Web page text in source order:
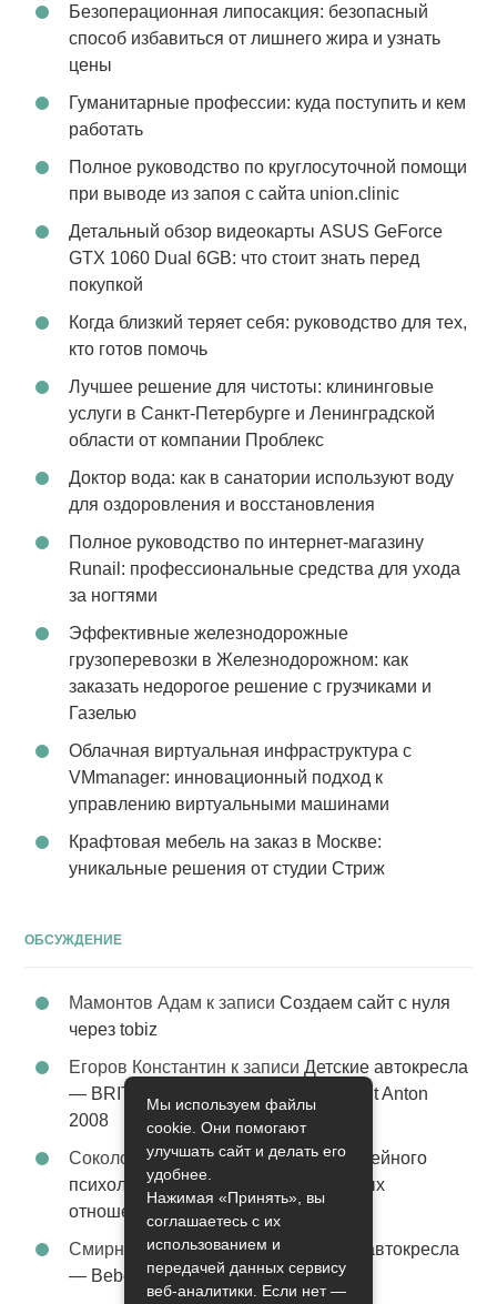
Безоперационная липосакция: безопасный
способ избавиться от лишнего жира и узнать
цены
Гуманитарные профессии: куда поступить и кем
работать
Полное руководство по круглосуточной помощи
при выводе из запоя с сайта union.clinic
Детальный обзор видеокарты ASUS GeForce
GTX 1060 Dual 6GB: что стоит знать перед
покупкой
Когда близкий теряет себя: руководство для тех,
кто готов помочь
Лучшее решение для чистоты: клининговые
услуги в Санкт-Петербурге и Ленинградской
области от компании Проблекс
Доктор вода: как в санатории используют воду
для оздоровления и восстановления
Полное руководство по интернет-магазину
Runail: профессиональные средства для ухода
за ногтями
Эффективные железнодорожные
грузоперевозки в Железнодорожном: как
заказать недорогое решение с грузчиками и
Газелью
Облачная виртуальная инфраструктура с
VMmanager: инновационный подход к
управлению виртуальными машинами
Крафтовая мебель на заказ в Москве:
уникальные решения от студии Стриж
ОБСУЖДЕНИЕ
Мамонтов Адам к записиСоздаем сайт с нуля
через tobiz
Егоров Константин к записиДетские автокресла
— BRITAX Evolva 1-2-3 (1-2-3) цвет St Anton
2008
Соколова Эльзак записиУслуги семейного
психолога – стабильность в семейных
отношениях
Смирнова Грацияк записи
Детские автокресла
— Bebe Confort Moby цвет Orange
Мы используем файлы
cookie. Они помогают
улучшать сайт и делать его
удобнее.
Нажимая «Принять», вы
соглашаетесь с их
использованием и
передачей данных сервису
веб-аналитики. Если нет —